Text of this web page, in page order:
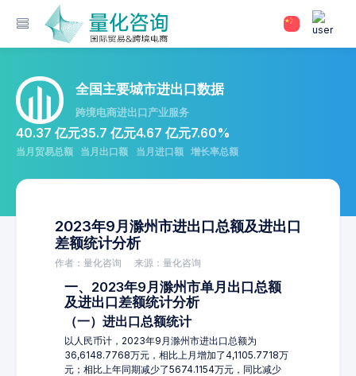
全国主要城市进出口数据
跨境电商进出口产业服务
40.37 亿元
当月贸易总额
35.7 亿元
当月出口额
4.67 亿元
当月进口额
7.60%
增长率总额
2023年9月滁州市进出口总额及进出口
差额统计分析
作者：量化咨询 来源：量化咨询
一、2023年9月滁州市单月出口总额
及进出口差额统计分析
（一）进出口总额统计
以人民币计，2023年9月滁州市进出口总额为
36,6148.7768万元，相比上月增加了4,1105.7718万
元；相比上年同期减少了5674.1154万元，同比减少